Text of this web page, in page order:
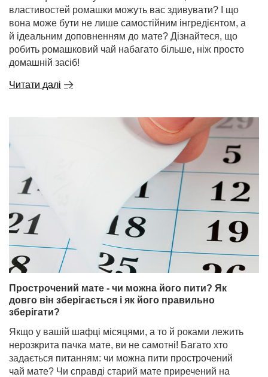
властивостей ромашки можуть вас здивувати? І що
вона може бути не лише самостійним інгредієнтом, а
й ідеальним доповненням до мате? Дізнайтеся, що
робить ромашковий чай набагато більше, ніж просто
домашній засіб!
Читати далі
Прострочений мате - чи можна його пити? Як
довго він зберігається і як його правильно
зберігати?
Якщо у вашій шафці місяцями, а то й роками лежить
нерозкрита пачка мате, ви не самотні! Багато хто
задається питанням: чи можна пити прострочений
чай мате? Чи справді старий мате приречений на